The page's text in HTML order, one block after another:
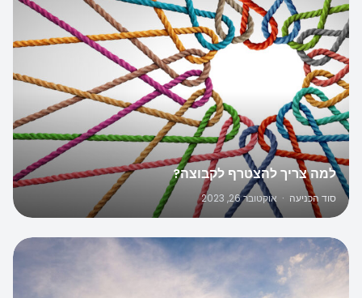
למה צריך להצטרף לקבוצה?
סוד הכניעה · אוקטובר 26, 2023